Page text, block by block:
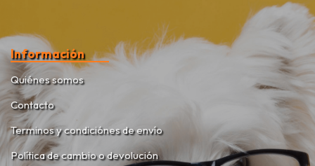
Información
Quiénes somos
Contacto
Terminos y condiciónes de envío
Política de cambio o devolución